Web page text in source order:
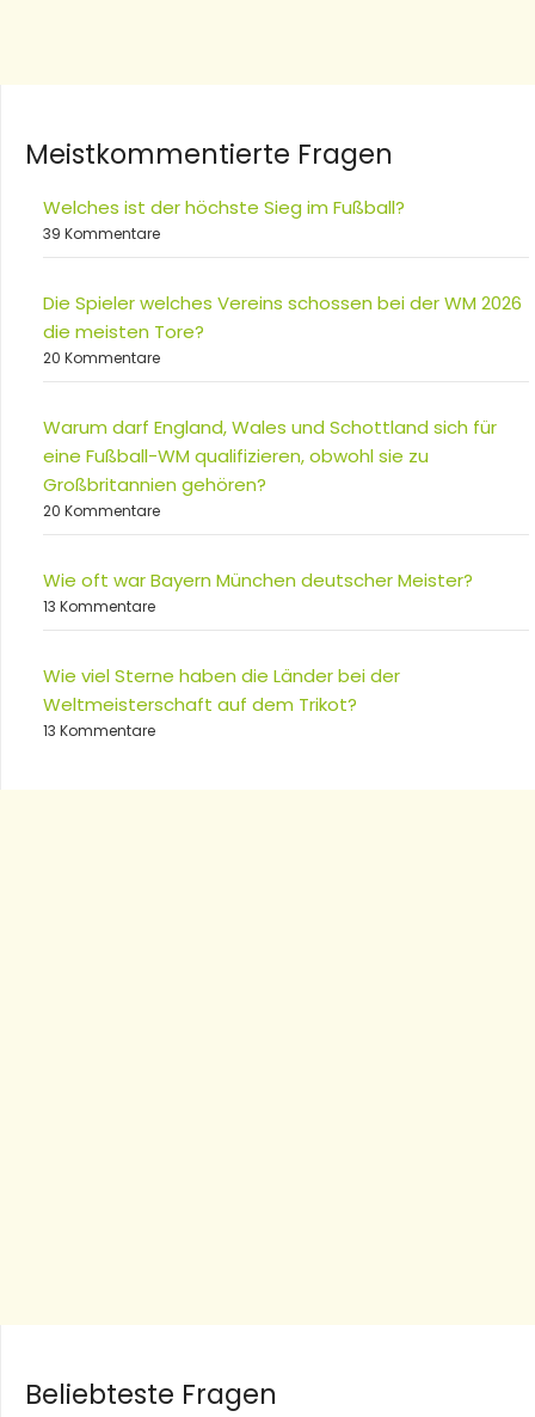
Meistkommentierte Fragen
Welches ist der höchste Sieg im Fußball?
39 Kommentare
Die Spieler welches Vereins schossen bei der WM 2026
die meisten Tore?
20 Kommentare
Warum darf England, Wales und Schottland sich für
eine Fußball-WM qualifizieren, obwohl sie zu
Großbritannien gehören?
20 Kommentare
Wie oft war Bayern München deutscher Meister?
13 Kommentare
Wie viel Sterne haben die Länder bei der
Weltmeisterschaft auf dem Trikot?
13 Kommentare
Beliebteste Fragen